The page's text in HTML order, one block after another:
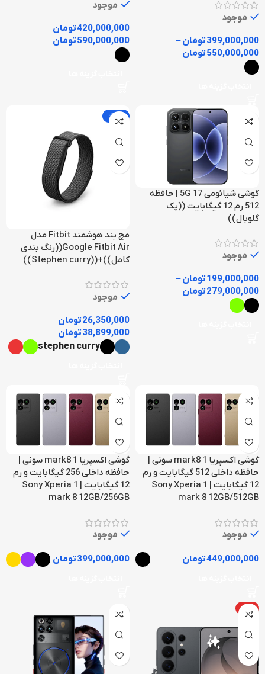
موجود
399,000,000تومان–
550,000,000تومان
موجود
420,000,000تومان–
590,000,000تومان
گوشی شیائومی 17 5G | حافظه
512 رم 12 گیگابایت ((پک
گلوبال))
موجود
199,000,000تومان–
279,000,000تومان
-32%
مچ بند هوشمند Fitbit مدل
Google Fitbit Air((رنگ بندی
کامل))+((Stephen curry))
موجود
26,350,000تومان–
38,899,000تومان
stephen curry
گوشی اکسپریا 1 mark8 سونی |
حافظه داخلی 512 گیگابایت و رم
12 گیگابایت | Sony Xperia 1
mark 8 12GB/512GB
موجود
449,000,000تومان
گوشی اکسپریا 1 mark8 سونی |
حافظه داخلی 256 گیگابایت و رم
12 گیگابایت | Sony Xperia 1
mark 8 12GB/256GB
موجود
399,000,000تومان